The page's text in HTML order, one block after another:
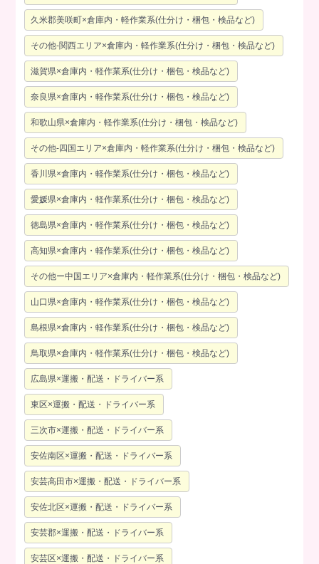
久米郡美咲町×倉庫内・軽作業系(仕分け・梱包・検品など)
その他-関西エリア×倉庫内・軽作業系(仕分け・梱包・検品など)
滋賀県×倉庫内・軽作業系(仕分け・梱包・検品など)
奈良県×倉庫内・軽作業系(仕分け・梱包・検品など)
和歌山県×倉庫内・軽作業系(仕分け・梱包・検品など)
その他-四国エリア×倉庫内・軽作業系(仕分け・梱包・検品など)
香川県×倉庫内・軽作業系(仕分け・梱包・検品など)
愛媛県×倉庫内・軽作業系(仕分け・梱包・検品など)
徳島県×倉庫内・軽作業系(仕分け・梱包・検品など)
高知県×倉庫内・軽作業系(仕分け・梱包・検品など)
その他ー中国エリア×倉庫内・軽作業系(仕分け・梱包・検品など)
山口県×倉庫内・軽作業系(仕分け・梱包・検品など)
島根県×倉庫内・軽作業系(仕分け・梱包・検品など)
鳥取県×倉庫内・軽作業系(仕分け・梱包・検品など)
広島県×運搬・配送・ドライバー系
東区×運搬・配送・ドライバー系
三次市×運搬・配送・ドライバー系
安佐南区×運搬・配送・ドライバー系
安芸高田市×運搬・配送・ドライバー系
安佐北区×運搬・配送・ドライバー系
安芸郡×運搬・配送・ドライバー系
安芸区×運搬・配送・ドライバー系